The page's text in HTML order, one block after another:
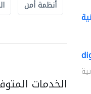
أنظمة أمن
الخدمات